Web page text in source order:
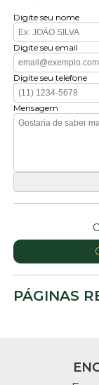
Digite seu nome
Digite seu email
Digite seu telefone
Mensagem
PÁGINAS